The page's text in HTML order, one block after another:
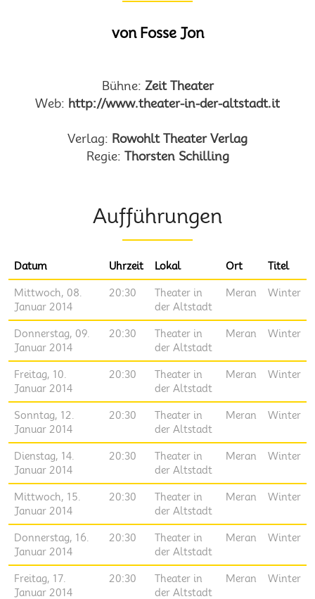
von Fosse Jon
Bühne: Zeit Theater
Web: http://www.theater-in-der-altstadt.it
Verlag: Rowohlt Theater Verlag
Regie: Thorsten Schilling
Aufführungen
Datum Uhrzeit Lokal Ort Titel
Mittwoch, 08.
Januar 2014
20:30
Theater in
der Altstadt
Meran Winter
Donnerstag, 09.
Januar 2014
20:30
Theater in
der Altstadt
Meran Winter
Freitag, 10.
Januar 2014
20:30
Theater in
der Altstadt
Meran Winter
Sonntag, 12.
Januar 2014
20:30
Theater in
der Altstadt
Meran Winter
Dienstag, 14.
Januar 2014
20:30
Theater in
der Altstadt
Meran Winter
Mittwoch, 15.
Januar 2014
20:30
Theater in
der Altstadt
Meran Winter
Donnerstag, 16.
Januar 2014
20:30
Theater in
der Altstadt
Meran Winter
Freitag, 17.
Januar 2014
20:30
Theater in
der Altstadt
Meran Winter